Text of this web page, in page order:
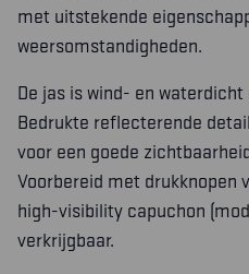
met uitstekende
weersomstandigheden.
De jas is wind- en
Bedrukte reflecterende
voor een goede
Voorbereid met drukknopen
high-visibility capuchon
verkrijgbaar.